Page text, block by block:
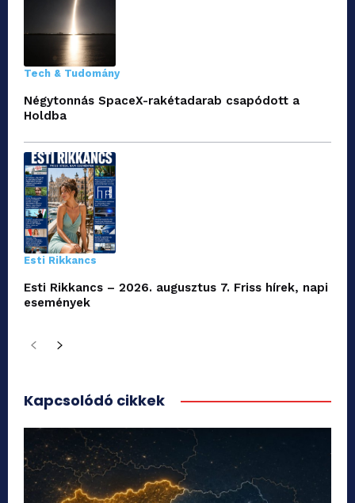
Tech & Tudomány
Négytonnás SpaceX-rakétadarab csapódott a
Holdba
Esti Rikkancs
Esti Rikkancs – 2026. augusztus 7. Friss hírek, napi
események
Kapcsolódó cikkek